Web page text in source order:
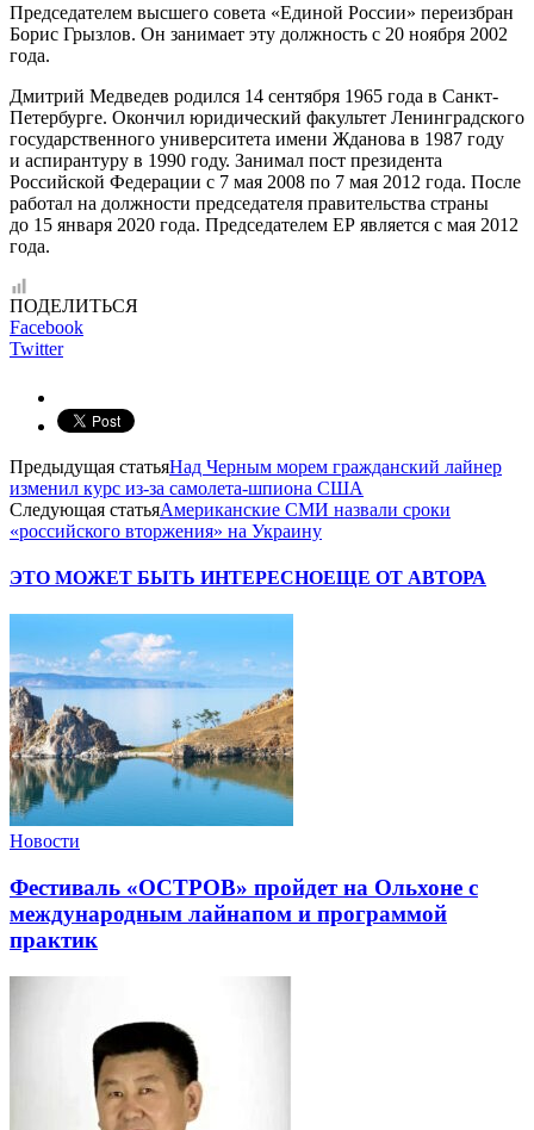
Председателем высшего совета «Единой России» переизбран
Борис Грызлов. Он занимает эту должность c 20 ноября 2002
года.
Дмитрий Медведев родился 14 сентября 1965 года в Санкт-
Петербурге. Окончил юридический факультет Ленинградского
государственного университета имени Жданова в 1987 году
и аспирантуру в 1990 году. Занимал пост президента
Российской Федерации с 7 мая 2008 по 7 мая 2012 года. После
работал на должности председателя правительства страны
до 15 января 2020 года. Председателем ЕР является с мая 2012
года.
ПОДЕЛИТЬСЯ
Facebook
Twitter
Предыдущая статьяНад Черным морем гражданский лайнер
изменил курс из-за самолета-шпиона США
Следующая статьяАмериканские СМИ назвали сроки
«российского вторжения» на Украину
ЭТО МОЖЕТ БЫТЬ ИНТЕРЕСНОЕЩЕ ОТ АВТОРА
Новости
Фестиваль «ОСТРОВ» пройдет на Ольхоне с
международным лайнапом и программой
практик